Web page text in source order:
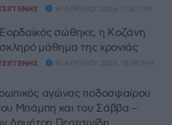
19 ΑΠΡΙΛΊΟΥ 2026, 11:30 ΠΜ
σώθηκε, η Κοζάνη
μάθημα της χρονιάς
10 ΑΠΡΙΛΊΟΥ 2026, 12:30 ΜΜ
αγώνας ποδοσφαίρου
Μπάμπη και του Σάββα –